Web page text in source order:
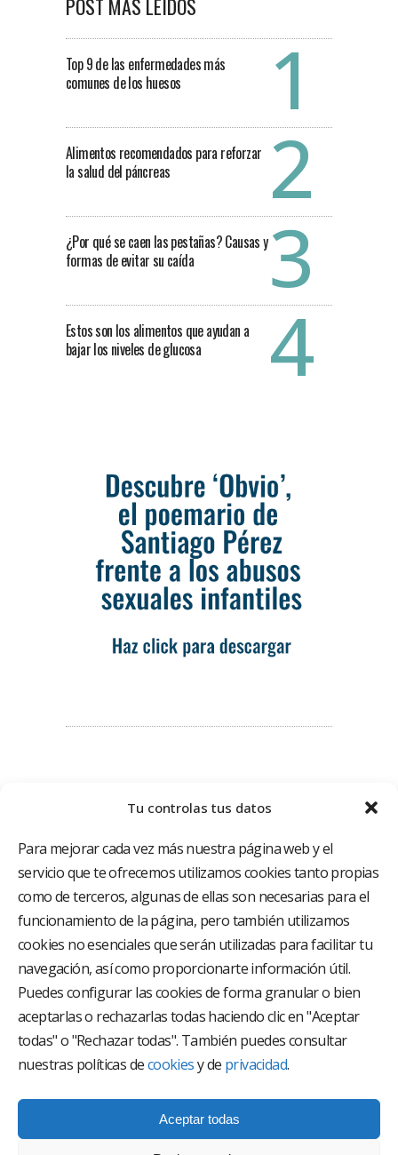
Tu controlas tus datos
Para mejorar cada vez más nuestra página web y el
servicio que te ofrecemos utilizamos cookies tanto propias
como de terceros, algunas de ellas son necesarias para el
funcionamiento de la página, pero también utilizamos
cookies no esenciales que serán utilizadas para facilitar tu
navegación, así como proporcionarte información útil.
Puedes configurar las cookies de forma granular o bien
aceptarlas o rechazarlas todas haciendo clic en "Aceptar
todas" o "Rechazar todas". También puedes consultar
nuestras políticas decookiesy de privacidad.
Aceptar todas
POST MÁS LEÍDOS
Top 9 de las enfermedades más
comunes de los huesos
Alimentos recomendados para reforzar
la salud del páncreas
¿Por qué se caen las pestañas? Causas y
formas de evitar su caída
Estos son los alimentos que ayudan a
bajar los niveles de glucosa
El Grupo Hospitalario HLA es uno de los proveedores
hospitalarios con mayor presencia en España, creado
con el objetivo de proporcionar el acceso a una
asistencia sanitaria de alto nivel. Nuestra red asistencial
está compuesta por 18 hospitales y 37 centros médicos
multiespecialidad.
Síguenos en